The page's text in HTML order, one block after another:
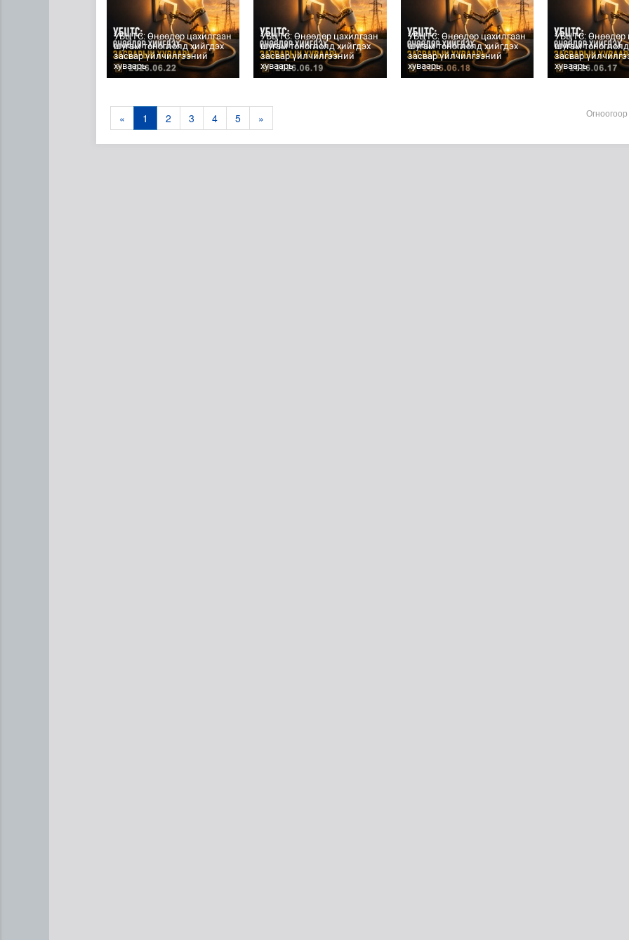
УБЦТС: Өнөөдөр цахилгаан
шугам тоноглолд хийгдэх
засвар үйлчилгээний
хуваарь
УБЦТС: Өнөөдөр цахилгаан
шугам тоноглолд хийгдэх
засвар үйлчилгээний
хуваарь
УБЦТС: Өнөөдөр цахилгаан
шугам тоноглолд хийгдэх
засвар үйлчилгээний
хуваарь
УБЦТС: Өнөөдөр
шугам
засвар
хуваарь
« 1 2 3 4 5 »